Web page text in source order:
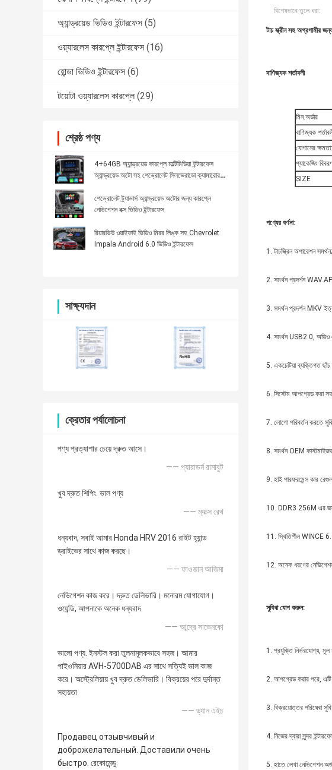
অ্যান্ড্রয়েড ভিডিও ইন্টারফেস (5)
ওয়্যারলেস কারপ্লে ইন্টারফেস (16)
হোন্ডা ভিডিও ইন্টারফেস (6)
টয়োটা ওয়্যারলেস কারপ্লে (29)
শ্রেষ্ঠ পণ্য
4+64GB অ্যান্ড্রয়েড কারপ্লে মাল্টিমিডিয়া ইন্টারফেস
অ্যান্ড্রয়েড অটো সহ শেভ্রোলেট সিলভেরাডো ক্যামারোর
শেভ্রোলেট ট্র্যাভার্স অ্যান্ড্রয়েড অটোর জন্য কারপ্লে
নেভিগেশন বক্স ভিডিও ইন্টারফেস
রিয়ারভিউ ওয়াইফাই ভিডিও মিরর লিঙ্ক সহ Chevrolet
Impala Android 6.0 ভিডিও ইন্টারফেস
সাক্ষ্যদান
ক্রেতার পর্যালোচনা
পণ্য প্রত্যাশার চেয়ে দ্রুত আসে।
—— প্যারাডর্ন রামাবুট
খুব দ্রুত শিপিং. ভাল পণ্য
—— ম্যাক্স রেথ
ধন্যবাদ, সবাই আমার Honda HRV 2016 রাইট হ্যান্ড
ড্রাইভের সাথে কাজ করছে।
—— ফাওজান আজিমা
নেভিগেশন কাজ করে। দ্রুত ডেলিভারি। মনোরম যোগাযোগ।
ওয়েন্ডি, আপনাকে অনেক ধন্যবাদ.
—— আন্দ্রে সাভেনকো
ভালো পণ্য. ইনস্টল করা তুলনামূলকভাবে সহজ। আমার
পাইওনিয়ার AVH-5700DAB এর সাথে সত্যিই ভাল কাজ
করে। অস্ট্রেলিয়ায় খুব দ্রুত ডেলিভারি। বিক্রয়ের পরে দুর্দান্ত
সহায়তা
—— ড্যান এইচ
Продавец отзывчивый и
доброжелательный. Доставили очень
быстро. রেকোমেন্ডু
বিশেষভাবে তুলে ধরা:
টাচ স্ক্রীন সহ অগ্রগামীর
বাণিজ্যক শর্তাবলী
মিন.অর্ডার
বাণিজ্যক
যোগানের ক্ষমতা:
প্যাকেজিং
SIZE
পণ্যের বর্ণনা:
1. টাচস্ক্রিন অপারেশন সমর্থন;
2. সমর্থন প্রদর্শন
3. সমর্থন প্রদর্শন MKV
4. সমর্থন USB2.0, অডিও
5. একচেটিয়া ব্যক্তিগত
6. সিস্টেম আপগ্রেড করা
7. লোগো পরিবর্তন করতে
8. সমর্থন OEM
9. হাই পারফরমেন্স কার
10. DDR3 256M এর জন্য
11. স্থিতিশীল WINCE
12. অনেক ধরণের
সুবিধা যোগ করুন:
1. প্রযুক্তি নির্ভরযোগ্য, মূল
2. আপগ্রেড করার পরে, এটি
3. বিক্রয়োত্তর পরিষেবা
4. নিজের দ্বারা সুন্দর
5. হাতে লেখা নেভিগেশন